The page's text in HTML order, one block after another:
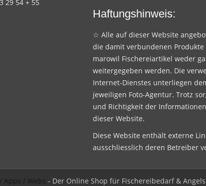
29 54 + 55
Haftungshinweis:
☆ Alle auf dieser Website
die damit verbundenen
marowil Fischereiartikel weder
weitergegeben werden. Die
Internet-Dienstes unterliegen
jeweiligen Foto-Agentur. Trotz
und Richtigkeit der
dieser Website.
Diese Website enthält externe
ausschliesslich deren Betreiber
Apps / Webs - Der Online Shop für Fischereibedarf &